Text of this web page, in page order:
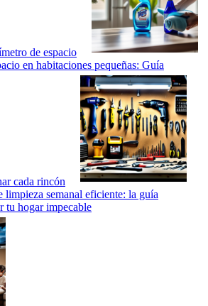
de espacio
en habitaciones pequeñas: Guía
cada rincón
limpieza semanal eficiente: la guía
tu hogar impecable